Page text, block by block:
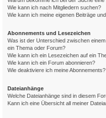
Wie kann ich nach Mitgliedern suchen?
Wie kann ich meine eigenen Beiträge
Abonnements und Lesezeichen
Was ist der Unterschied zwischen
ein Thema oder Forum?
Wie kann ich ein Lesezeichen auf ein
Wie kann ich ein Forum abonnieren?
Wie deaktiviere ich meine Abonnements?
Dateianhänge
Welche Dateianhänge sind in diesem
Kann ich eine Übersicht all meiner